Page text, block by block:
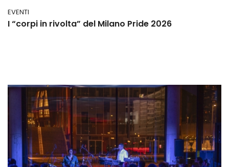
EVENTI
I “corpi in rivolta” del Milano Pride 2026